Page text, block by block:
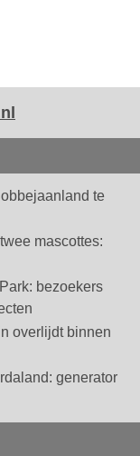
te
mascottes:
bezoekers
overlijdt binnen
generator